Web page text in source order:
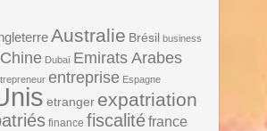
Australie Brésil business
Chine Dubaï Emirats Arabes
entreprise Espagne
etranger expatriation
finance fiscalitéfrance